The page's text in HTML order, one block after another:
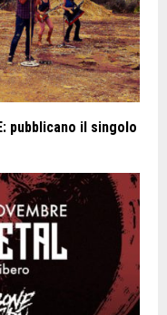
pubblicano il singolo